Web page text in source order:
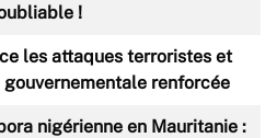
!
les attaques terroristes et
renforcée
nigérienne en Mauritanie :